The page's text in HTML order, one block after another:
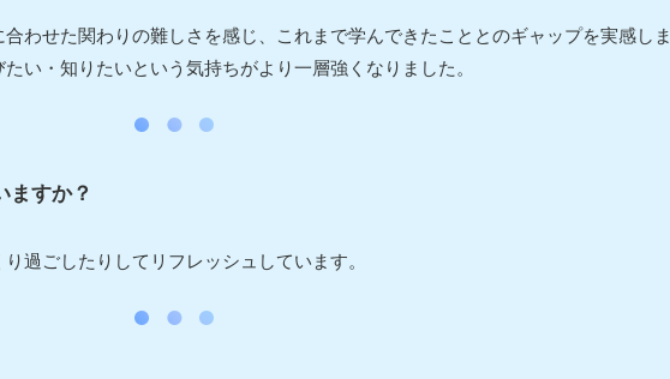
わせた関わりの難しさを感じ、これまで学んできたこととのギャップを実感しま
い・知りたいという気持ちがより一層強くなりました。
ますか？
過ごしたりしてリフレッシュしています。